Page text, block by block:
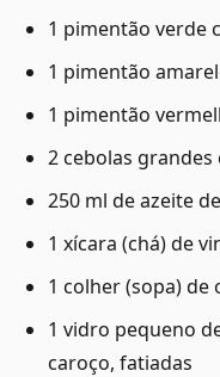
1 pimentão verde
1 pimentão
1 pimentão
2 cebolas
250 ml de azeite
1 xícara (chá) de
1 colher (sopa) de
1 vidro pequeno
caroço, fatiadas